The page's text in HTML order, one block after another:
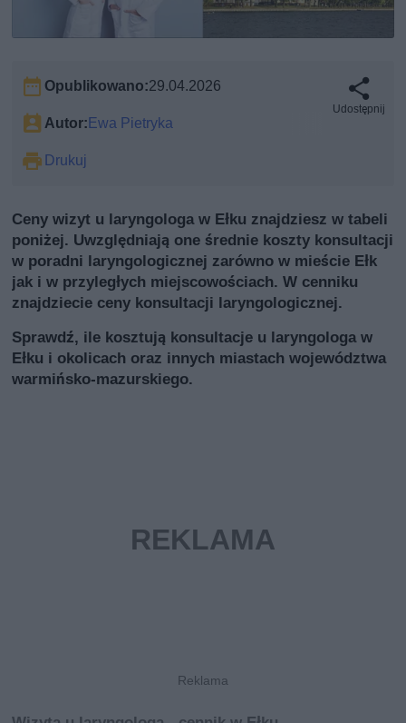
Opublikowano:29.04.2026
Autor: Ewa Pietryka
Drukuj
Udostępnij
Ceny wizyt u laryngologa w Ełku znajdziesz w tabeli
poniżej. Uwzględniają one średnie koszty konsultacji
w poradni laryngologicznej zarówno w mieście Ełk
jak i w przyległych miejscowościach. W cenniku
znajdziecie ceny konsultacji laryngologicznej.
Sprawdź, ile kosztują konsultacje u laryngologa w
Ełku i okolicach oraz innych miastach województwa
warmińsko-mazurskiego.